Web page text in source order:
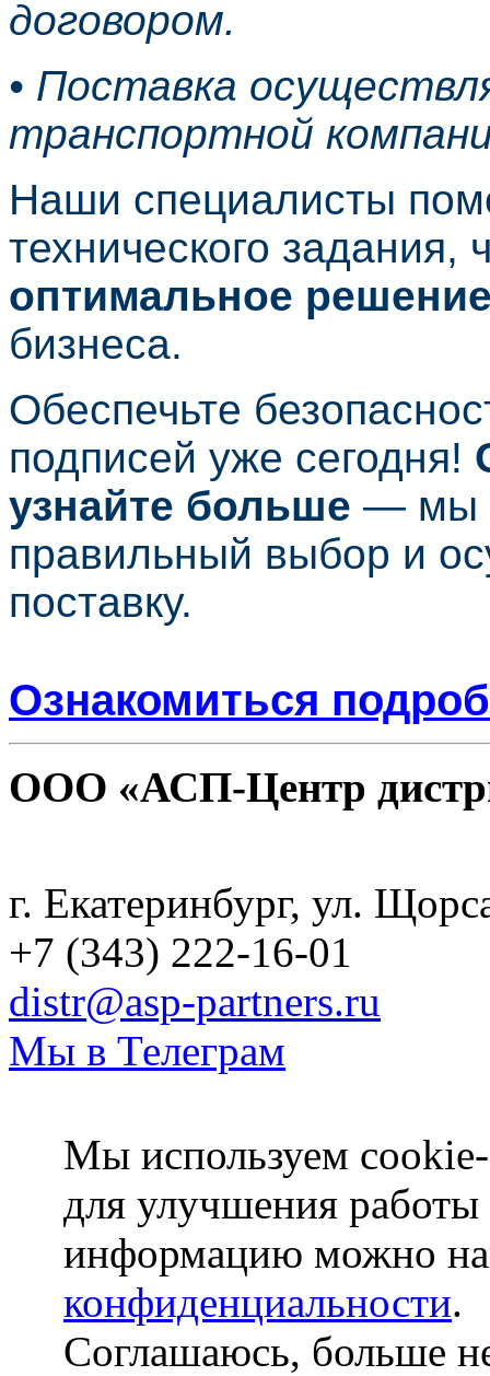
договором.
• Поставка
транспортной
Наши специалисты
технического задания,
оптимальное
бизнеса.
Обеспечьте
подписей уже сегодня!
узнайте больше — мы
правильный выбор и
поставку.
Ознакомиться
ООО «АСП-Центр
г. Екатеринбург, ул.
+7 (343) 222-16-01
distr@asp-partners.ru
Мы в Телеграм
Мы используем
для улучшения
информацию можно
конфиденциальности.
Соглашаюсь, больше